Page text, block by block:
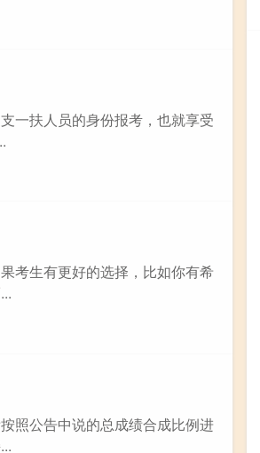
一扶人员的身份报考，也就享受
考生有更好的选择，比如你有希
照公告中说的总成绩合成比例进